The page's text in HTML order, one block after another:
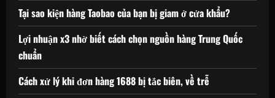
Tại sao kiện hàng Taobao của bạn bị giam ở cửa khẩu?
Lợi nhuận x3 nhờ biết cách chọn nguồn hàng Trung Quốc
chuẩn
Cách xử lý khi đơn hàng 1688 bị tắc biên, về trễ